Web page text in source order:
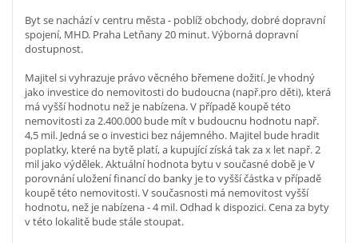
Byt se nachází v centru města - poblíž obchody, dobré dopravní
spojení, MHD. Praha Letňany 20 minut. Výborná dopravní
dostupnost.
Majitel si vyhrazuje právo věcného břemene dožití. Je vhodný
jako investice do nemovitosti do budoucna (např.pro děti), která
má vyšší hodnotu než je nabízena. V případě koupě této
nemovitosti za 2.400.000 bude mít v budoucnu hodnotu např.
4,5 mil. Jedná se o investici bez nájemného. Majitel bude hradit
poplatky, které na bytě platí, a kupující získá tak za x let např. 2
mil jako výdělek. Aktuální hodnota bytu v současné době je V
porovnání uložení financí do banky je to vyšší částka v případě
koupě této nemovitosti. V současnosti má nemovitost vyšší
hodnotu, než je nabízena - 4 mil. Odhad k dispozici. Cena za byty
v této lokalitě bude stále stoupat.